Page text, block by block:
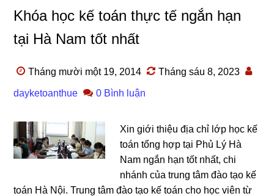
Khóa học kế toán thực tế ngắn hạn
tại Hà Nam tốt nhất
Tháng mười một 19, 2014 Tháng sáu 8, 2023
dayketoanthue 0 Bình luận
Xin giới thiệu địa chỉ lớp học kế
toán tổng hợp tại Phủ Lý Hà
Nam ngắn hạn tốt nhất, chi
nhánh của trung tâm đào tạo kế
toán Hà Nội. Trung tâm đào tạo kế toán cho học viên từ